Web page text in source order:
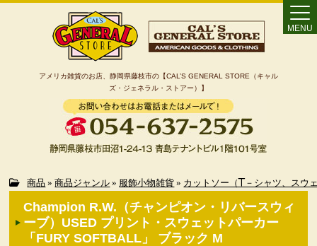
アメリカ雑貨のお店、静岡県藤枝市の【CAL’S GENERAL STORE（キャル
ズ・ジェネラル・ストアー）】
MENU
Home
カート
商品 » 商品ジャンル » 服飾小物雑貨 » カットソー（T－シャツ、スウ
Champion R.W.（チャンピオン・リバースウィ
ーブ）USED プリント・スウェットパーカー
「FURY SOFTBALL」 ブラック M